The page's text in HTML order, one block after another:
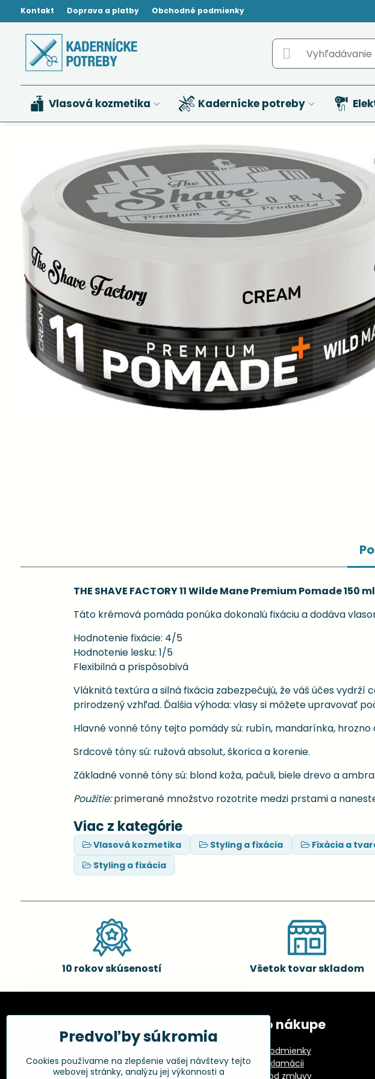
Kontakt Doprava a platby Obchodné podmienky
Vlasová kozmetika Kadernícke potreby
THE SHAVE FACTORY 11 Wilde Mane Premium Pomade 150 ml
Táto krémová pomáda ponúka dokonalú fixáciu a dodáva
Hodnotenie fixácie: 4/5
Hodnotenie lesku: 1/5
Flexibilná a prispôsobivá
Vláknitá textúra a silná fixácia zabezpečujú, že váš účes
prirodzený vzhľad. Ďalšia výhoda: vlasy si môžete upravovať
Hlavné vonné tóny tejto pomády sú: rubín, mandarínka,
Srdcové tóny sú: ružová absolut, škorica a korenie.
Základné vonné tóny sú: blond koža, pačuli, biele drevo a ambra.
Použitie:primerané množstvo rozotrite medzi prstami a
Viac z kategórie
Vlasová kozmetika Styling a fixácia Fixácia a
Styling a fixácia
10 rokov skúseností Všetok tovar skladom
Kadernícke potreby, s.r.o.
Fakturačné údaje:
Kadernícke potreby, s.r.o.
Klincová 37
Všetko o nákupe
Obchodné podmienky
Postup pri reklamácii
Odstúpenie od zmluvy
Predvoľby súkromia
Cookies používame na zlepšenie vašej návštevy tejto
webovej stránky, analýzu jej výkonnosti a